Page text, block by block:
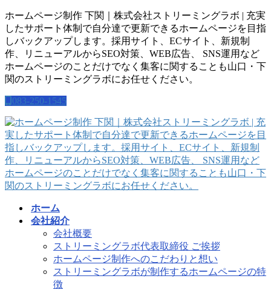
コ
ン
テ
ン
ツ
に
動
ナ
ビ
ゲ
ー
シ
ョ
に
移
動
ホームページ制作 下関｜株式会社ストリーミングラボ | 充実
したサポート体制で自分達で更新できるホームページを目指
しバックアップします。採用サイト、ECサイト、新規制
作、リニューアルからSEO対策、WEB広告、 SNS運用など
ホームページのことだけでなく集客に関することも山口・下
関のストリーミングラボにお任せください。
083-250-1545
ホーム
会社紹介
会社概要
ストリーミングラボ代表取締役 ご挨拶
ホームページ制作へのこだわりと想い
ストリーミングラボが制作するホームページの特
徴